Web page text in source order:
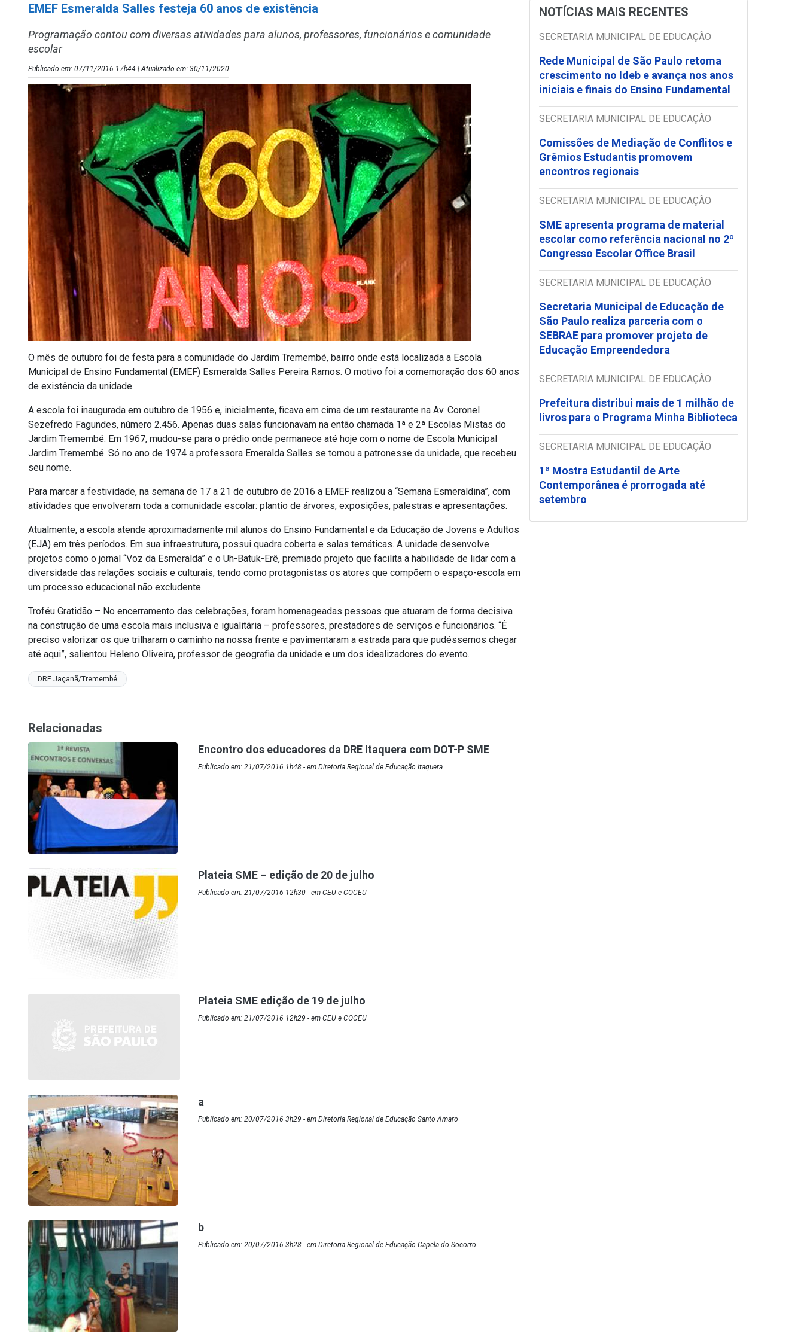
EMEF Esmeralda Salles festeja 60 anos de existência
Programação contou com diversas atividades para alunos, professores, funcionários e comunidade
escolar
Publicado em: 07/11/2016 17h44 | Atualizado em: 30/11/2020
O mês de outubro foi de festa para a comunidade do Jardim Tremembé, bairro onde está localizada a Escola
Municipal de Ensino Fundamental (EMEF) Esmeralda Salles Pereira Ramos. O motivo foi a comemoração dos 60 anos
de existência da unidade.
A escola foi inaugurada em outubro de 1956 e, inicialmente, ficava em cima de um restaurante na Av. Coronel
Sezefredo Fagundes, número 2.456. Apenas duas salas funcionavam na então chamada 1ª e 2ª Escolas Mistas do
Jardim Tremembé. Em 1967, mudou-se para o prédio onde permanece até hoje com o nome de Escola Municipal
Jardim Tremembé. Só no ano de 1974 a professora Emeralda Salles se tornou a patronesse da unidade, que recebeu
seu nome.
Para marcar a festividade, na semana de 17 a 21 de outubro de 2016 a EMEF realizou a “Semana Esmeraldina”, com
atividades que envolveram toda a comunidade escolar: plantio de árvores, exposições, palestras e apresentações.
Atualmente, a escola atende aproximadamente mil alunos do Ensino Fundamental e da Educação de Jovens e Adultos
(EJA) em três períodos. Em sua infraestrutura, possui quadra coberta e salas temáticas. A unidade desenvolve
projetos como o jornal “Voz da Esmeralda” e o Uh-Batuk-Erê, premiado projeto que facilita a habilidade de lidar com a
diversidade das relações sociais e culturais, tendo como protagonistas os atores que compõem o espaço-escola em
um processo educacional não excludente.
Troféu Gratidão – No encerramento das celebrações, foram homenageadas pessoas que atuaram de forma decisiva
na construção de uma escola mais inclusiva e igualitária – professores, prestadores de serviços e funcionários. “É
preciso valorizar os que trilharam o caminho na nossa frente e pavimentaram a estrada para que pudéssemos chegar
até aqui”, salientou Heleno Oliveira, professor de geografia da unidade e um dos idealizadores do evento.
DRE Jaçanã/Tremembé
NOTÍCIAS MAIS RECENTES
SECRETARIA MUNICIPAL DE EDUCAÇÃO
Rede Municipal de São Paulo retoma
crescimento no Ideb e avança nos anos
iniciais e finais do Ensino Fundamental
SECRETARIA MUNICIPAL DE EDUCAÇÃO
Comissões de Mediação de Conflitos e
Grêmios Estudantis promovem
encontros regionais
SECRETARIA MUNICIPAL DE EDUCAÇÃO
SME apresenta programa de material
escolar como referência nacional no 2º
Congresso Escolar Office Brasil
SECRETARIA MUNICIPAL DE EDUCAÇÃO
Secretaria Municipal de Educação de
São Paulo realiza parceria com o
SEBRAE para promover projeto de
Educação Empreendedora
SECRETARIA MUNICIPAL DE EDUCAÇÃO
Prefeitura distribui mais de 1 milhão de
livros para o Programa Minha Biblioteca
SECRETARIA MUNICIPAL DE EDUCAÇÃO
1ª Mostra Estudantil de Arte
Contemporânea é prorrogada até
setembro
Relacionadas
Encontro dos educadores da DRE Itaquera com DOT-P SME
Publicado em: 21/07/2016 1h48 - em Diretoria Regional de Educação Itaquera
Plateia SME – edição de 20 de julho
Publicado em: 21/07/2016 12h30 - em CEU e COCEU
Plateia SME edição de 19 de julho
Publicado em: 21/07/2016 12h29 - em CEU e COCEU
a
Publicado em: 20/07/2016 3h29 - em Diretoria Regional de Educação Santo Amaro
b
Publicado em: 20/07/2016 3h28 - em Diretoria Regional de Educação Capela do Socorro